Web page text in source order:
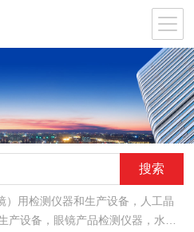
）用检测仪器和生产设备，人工晶
设备，眼镜产品检测仪器，水气